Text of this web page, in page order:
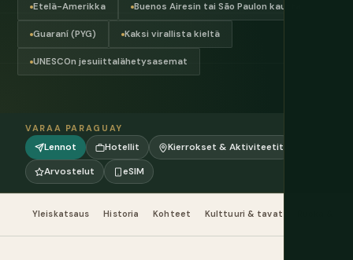
Etelä-Amerikka Buenos Airesin tai São Paulon kautta
Guaraní (PYG) Kaksi virallista kieltä
UNESCOn jesuiittalähetysasemat
VARAA PARAGUAY
Lennot Hotellit
Kierrokset & Aktiviteetit
Arvostelut
eSIM
Yleiskatsaus Historia Kohteet Kulttuuri & tavat